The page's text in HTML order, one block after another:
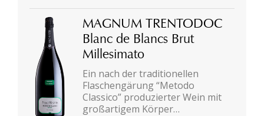
MAGNUM TRENTODOC
Blanc de Blancs Brut
Millesimato
Ein nach der traditionellen
Flaschengärung “Metodo
Classico” produzierter Wein mit
großartigem Körper…